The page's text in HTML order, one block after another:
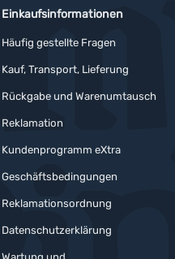
Einkaufsinformationen
Häufig gestellte Fragen
Kauf, Transport, Lieferung
Rückgabe und Warenumtausch
Reklamation
Kundenprogramm eXtra
Geschäftsbedingungen
Reklamationsordnung
Datenschutzerklärung